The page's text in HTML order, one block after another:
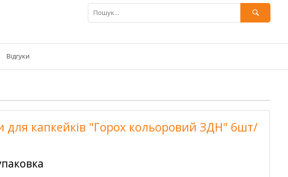
Відгуки
для капкейків "Горох кольоровий ЗДН" 6шт/